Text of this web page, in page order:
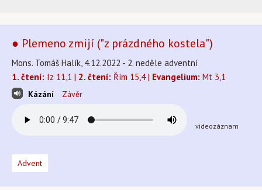
● Plemeno zmijí ("z prázdného kostela")
Mons. Tomáš Halík, 4.12.2022 - 2. neděle adventní
1. čtení: Iz 11,1 | 2. čtení: Řím 15,4 | Evangelium: Mt 3,1
Kázání Závěr
videozáznam
Advent